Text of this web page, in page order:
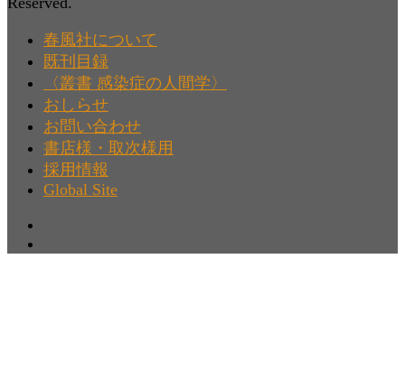
春風社について
既刊目録
〈叢書 感染症の人間学〉
おしらせ
お問い合わせ
書店様・取次様用
採用情報
Global Site